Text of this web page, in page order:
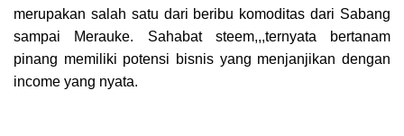
merupakan salah satu dari beribu komoditas dari Sabang
sampai Merauke. Sahabat steem,,,ternyata bertanam
pinang memiliki potensi bisnis yang menjanjikan dengan
income yang nyata.